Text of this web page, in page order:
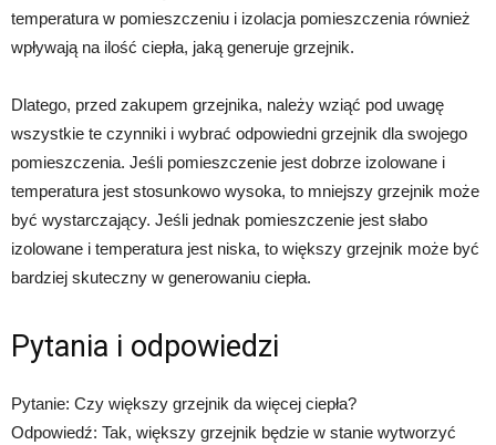
temperatura w pomieszczeniu i izolacja pomieszczenia również
wpływają na ilość ciepła, jaką generuje grzejnik.
Dlatego, przed zakupem grzejnika, należy wziąć pod uwagę
wszystkie te czynniki i wybrać odpowiedni grzejnik dla swojego
pomieszczenia. Jeśli pomieszczenie jest dobrze izolowane i
temperatura jest stosunkowo wysoka, to mniejszy grzejnik może
być wystarczający. Jeśli jednak pomieszczenie jest słabo
izolowane i temperatura jest niska, to większy grzejnik może być
bardziej skuteczny w generowaniu ciepła.
Pytania i odpowiedzi
Pytanie: Czy większy grzejnik da więcej ciepła?
Odpowiedź: Tak, większy grzejnik będzie w stanie wytworzyć